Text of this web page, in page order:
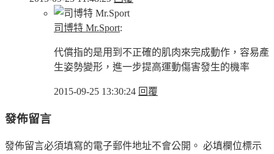
司博特 Mr.Sport:
代償指的是用到不正確的肌肉來完成動作，容易產
生姿勢變形，進一步提高運動傷害發生的機率
2015-09-25 13:30:24 回覆
發佈留言
發佈留言必須填寫的電子郵件地址不會公開。 必填欄位標示